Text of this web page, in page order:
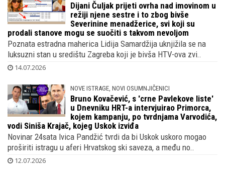
Dijani Čuljak prijeti ovrha nad imovinom u
režiji njene sestre i to zbog bivše
Severinine menadžerice, svi koji su
prodali stanove mogu se suočiti s takvom nevoljom
Poznata estradna maherica Lidija Samardžija uknjižila se na
luksuzni stan u središtu Zagreba koji je bivša HTV-ova zvi..
14.07.2026
NOVE ISTRAGE, NOVI OSUMNJIČENICI
Bruno Kovačević, s 'crne Pavlekove liste'
u Dnevniku HRT-a intervjuirao Primorca,
kojem kampanju, po tvrdnjama Varvodića,
vodi Siniša Krajač, kojeg Uskok izviđa
Novinar 24sata Ivica Pandžić tvrdi da bi Uskok uskoro mogao
proširiti istragu u aferi Hrvatskog ski saveza, a među no..
12.07.2026